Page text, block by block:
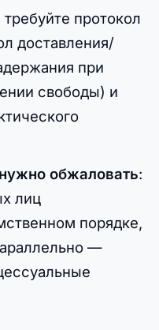
требуйте протокол
доставления/
при
свободы) и
обжаловать:
лиц
порядке,
—